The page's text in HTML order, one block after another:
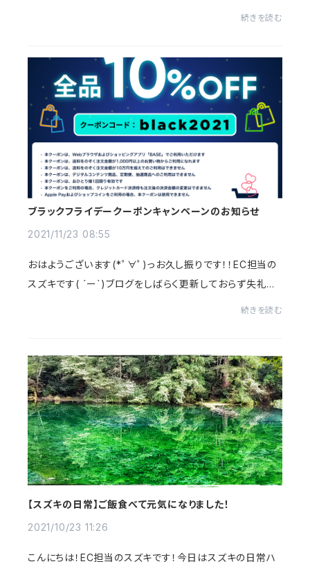
続きを読む
ブラックフライデークーポンキャンペーンのお知らせ
2021/11/23 08:55
おはようございます(*ﾟ∀ﾟ)っお久し振りです！！EC担当の
スズキです( ´ー`)ブログをしばらく更新しておらず失礼い
続きを読む
【スズキの日常】ご飯食べて元気になりました！
2021/10/23 11:26
こんにちは！EC担当のスズキです！今日はスズキの日常ハ